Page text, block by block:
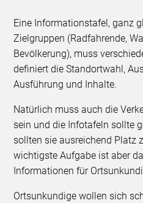
Eine Informationstafel, ganz
Zielgruppen (Radfahrende,
Bevölkerung), muss
definiert die Standortwahl,
Ausführung und Inhalte.
Natürlich muss auch die
sein und die Infotafeln sollte
sollten sie ausreichend Platz
wichtigste Aufgabe ist aber
Informationen für
Ortsunkundige wollen sich